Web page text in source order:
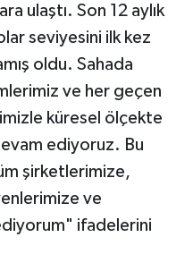
ulaştı. Son 12 aylık
seviyesini ilk kez
oldu. Sahada
ve her geçen
küresel ölçekte
ediyoruz. Bu
şirketlerimize,
ve
ifadelerini